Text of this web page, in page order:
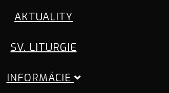
AKTUALITY
SV. LITURGIE
INFORMÁCIE